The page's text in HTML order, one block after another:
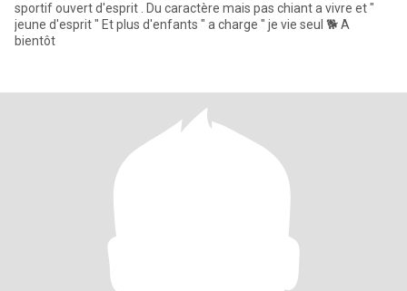
sportif ouvert d'esprit . Du caractère mais pas chiant a vivre et "
jeune d'esprit " Et plus d'enfants " a charge " je vie seul 🐕 A
bientôt